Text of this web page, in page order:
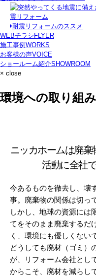
耐震リフォームのススメ
WEBチラシ FLYER
施工事例 WORKS
お客様の声VOICE
ショールーム紹介SHOWROOM
× close
環境への取り組み
ニッカホームは廃棄
活動に全社
今あるものを徹去し、壊
事。廃棄物の関係は切っ
しかし、地球の資源には
てをそのまま廃棄するだ
く、環境にも優しくない
どうしても廃材（ゴミ）
が、リフォーム会社とし
からこそ、廃材を減らし